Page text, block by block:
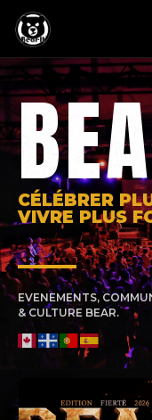
CÉLÉBRER
VIVRE PLUS
EVENEMENTS,
& CULTURE BEAR.